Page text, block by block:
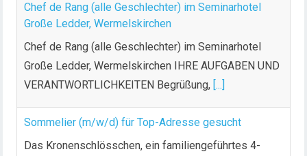
Chef de Rang (alle Geschlechter) im Seminarhotel
Große Ledder, Wermelskirchen
Chef de Rang (alle Geschlechter) im Seminarhotel
Große Ledder, Wermelskirchen IHRE AUFGABEN UND
VERANTWORTLICHKEITEN Begrüßung, [...]
Sommelier (m/w/d) für Top-Adresse gesucht
Das Kronenschlösschen, ein familiengeführtes 4-